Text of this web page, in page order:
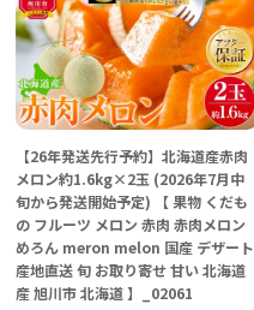
【26年発送先行予約】北海道産赤肉
メロン約1.6kg×2玉 (2026年7月中
旬から発送開始予定) 【 果物 くだも
の フルーツ メロン 赤肉 赤肉メロン
めろん meron melon 国産 デザート
産地直送 旬 お取り寄せ 甘い 北海道
産 旭川市 北海道 】_02061